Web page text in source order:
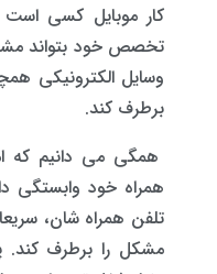
کار موبایل کسی
تخصص خود بتواند
وسایل الکترونیکی
برطرف کند.
همگی می دانیم که
همراه خود وابستگی
تلفن همراه شان،
مشکل را برطرف کند.